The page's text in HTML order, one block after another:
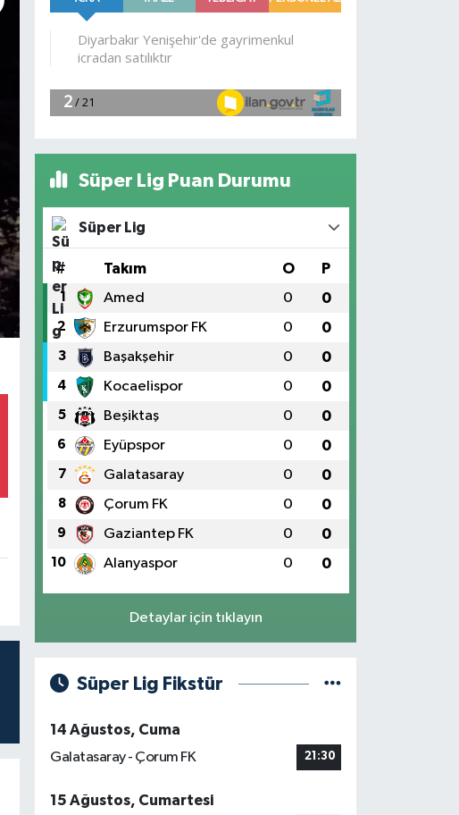
Süper Lig Puan Durumu
Süper Lig
# Takım O P
1 Amed 0 0
2 Erzurumspor FK 0 0
3 Başakşehir 0 0
4 Kocaelispor 0 0
5 Beşiktaş 0 0
6 Eyüpspor 0 0
7 Galatasaray 0 0
8 Çorum FK 0 0
9 Gaziantep FK 0 0
10 Alanyaspor 0 0
Detaylar için tıklayın
Süper Lig Fikstür
14 Ağustos, Cuma
Galatasaray - Çorum FK
21:30
15 Ağustos, Cumartesi